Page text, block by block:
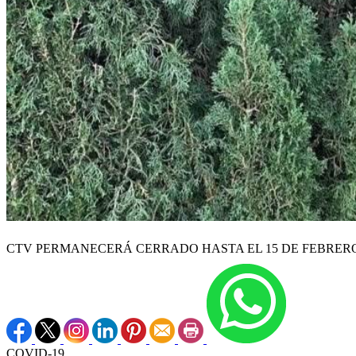
CTV PERMANECERÁ CERRADO HASTA EL 15 DE